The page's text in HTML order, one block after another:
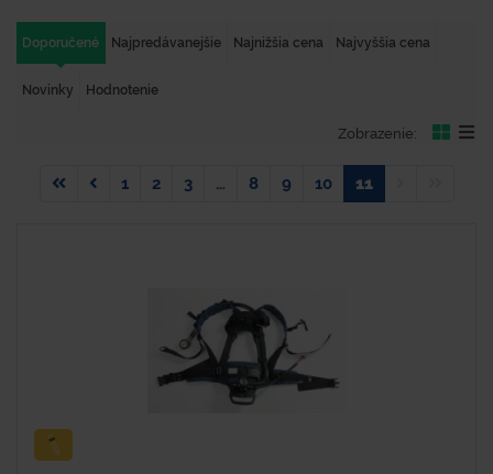
Doporučené Najpredávanejšie Najnižšia cena Najvyššia cena
Novinky Hodnotenie
Zobrazenie:
1 2 3 … 8 9 10 11